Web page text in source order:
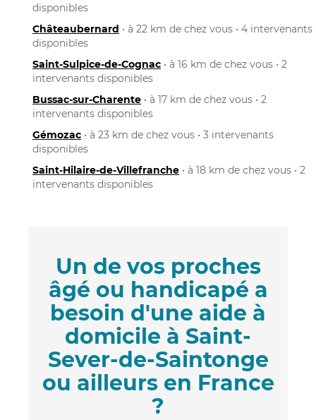
disponibles
Châteaubernard • à 22 km de chez vous • 4 intervenants
disponibles
Saint-Sulpice-de-Cognac • à 16 km de chez vous • 2
intervenants disponibles
Bussac-sur-Charente • à 17 km de chez vous • 2
intervenants disponibles
Gémozac • à 23 km de chez vous • 3 intervenants
disponibles
Saint-Hilaire-de-Villefranche • à 18 km de chez vous • 2
intervenants disponibles
Un de vos proches
âgé ou handicapé a
besoin d'une aide à
domicile à Saint-
Sever-de-Saintonge
ou ailleurs en France
?